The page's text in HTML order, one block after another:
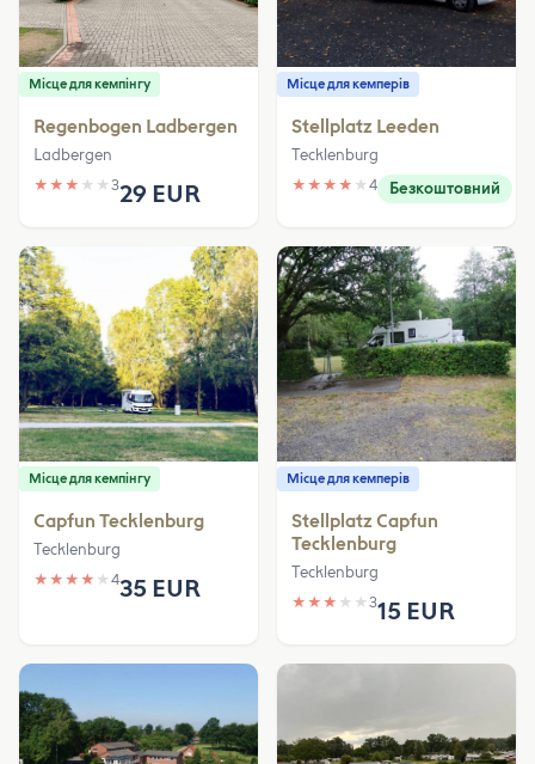
Місце для кемпінгу
Regenbogen Ladbergen
Ladbergen
★ ★ ★ ★ ★ 329 EUR
Місце для кемперів
Stellplatz Leeden
Tecklenburg
★ ★ ★ ★ ★ 4 Безкоштовний
Місце для кемпінгу
Capfun Tecklenburg
Tecklenburg
★ ★ ★ ★ ★ 435 EUR
Місце для кемперів
Stellplatz Capfun
Tecklenburg
Tecklenburg
★ ★ ★ ★ ★ 315 EUR